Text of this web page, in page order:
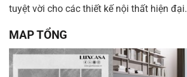
tuyệt vời cho các thiết kế nội thất hiện đại.
MAP TỔNG